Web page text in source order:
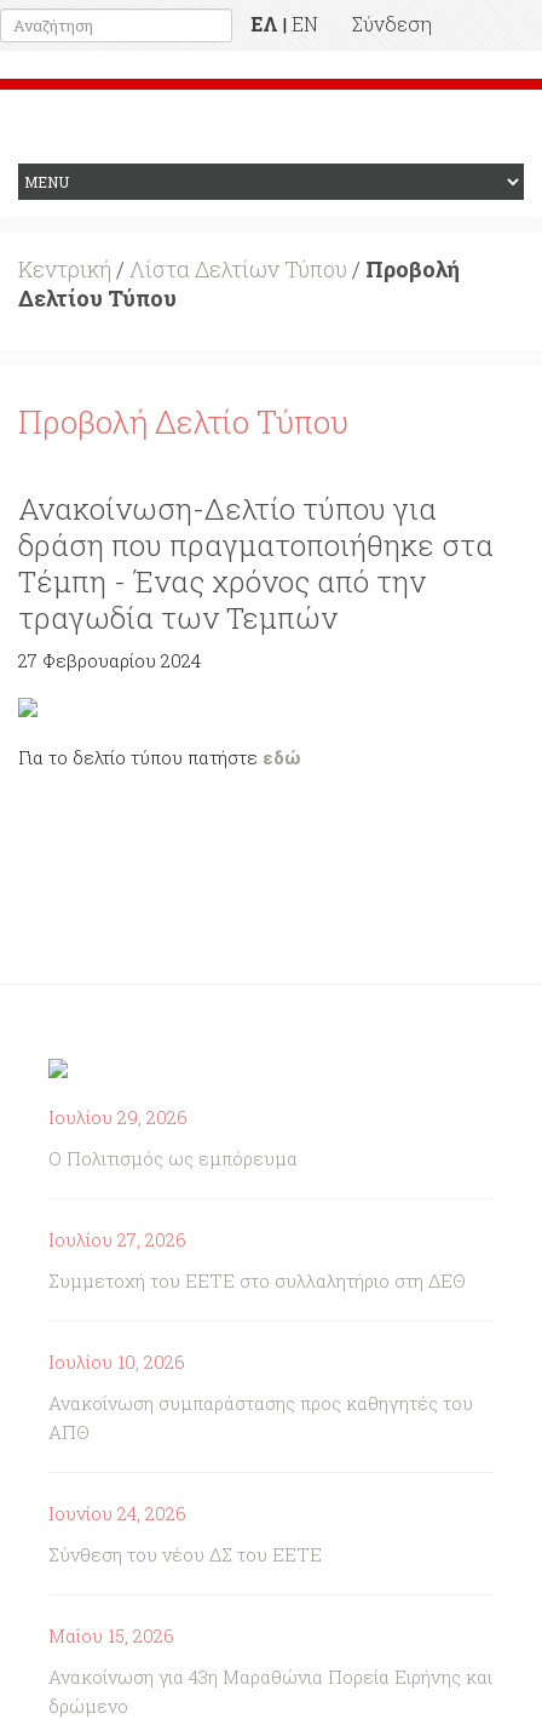
ΕΛ | EN
Σύνδεση
Κεντρική / Λίστα Δελτίων Τύπου / Προβολή
Δελτίου Τύπου
Προβολή Δελτίο Τύπου
Ανακοίνωση-Δελτίο τύπου για
δράση που πραγματοποιήθηκε στα
Τέμπη - Ένας χρόνος από την
τραγωδία των Τεμπών
27 Φεβρουαρίου 2024
Για το δελτίο τύπου πατήστε εδώ
Ιουλίου 29, 2026
Ο Πολιτισμός ως εμπόρευμα
Ιουλίου 27, 2026
Συμμετοχή του ΕΕΤΕ στο συλλαλητήριο στη ΔΕΘ
Ιουλίου 10, 2026
Ανακοίνωση συμπαράστασης προς καθηγητές του
ΑΠΘ
Ιουνίου 24, 2026
Σύνθεση του νέου ΔΣ του ΕΕΤΕ
Μαΐου 15, 2026
Ανακοίνωση για 43η Μαραθώνια Πορεία Ειρήνης και
δρώμενο